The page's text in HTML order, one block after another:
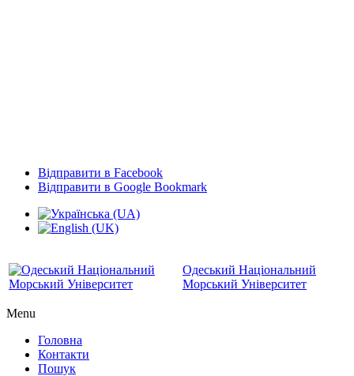
Відправити в Facebook
Відправити в Google Bookmark
Одеський Національний
Морський Університет
Menu
Головна
Контакти
Пошук